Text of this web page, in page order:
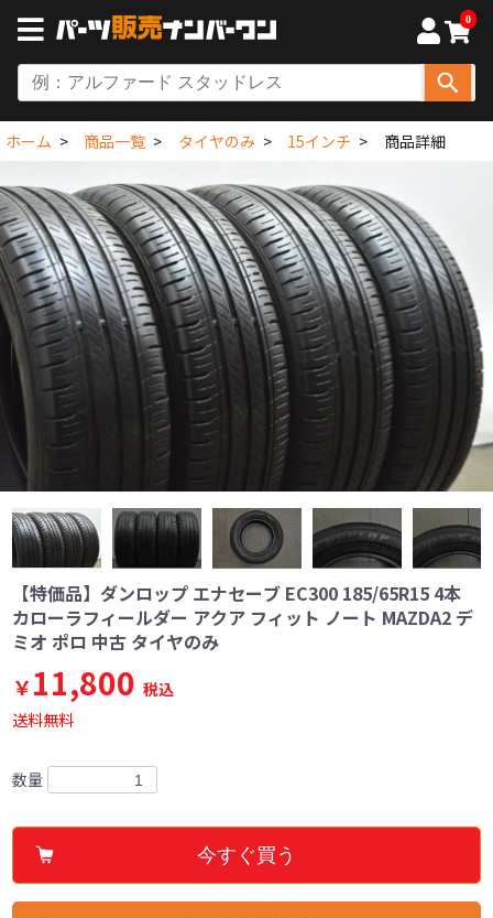
0
ホーム 商品一覧 タイヤのみ 15インチ 商品詳細
【特価品】ダンロップ エナセーブ EC300 185/65R15 4本
カローラフィールダー アクア フィット ノート MAZDA2 デ
ミオ ポロ 中古 タイヤのみ
￥11,800 税込
送料無料
数量
今すぐ買う